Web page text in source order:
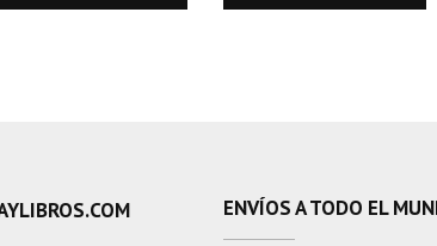
ENVÍOS A TODO EL